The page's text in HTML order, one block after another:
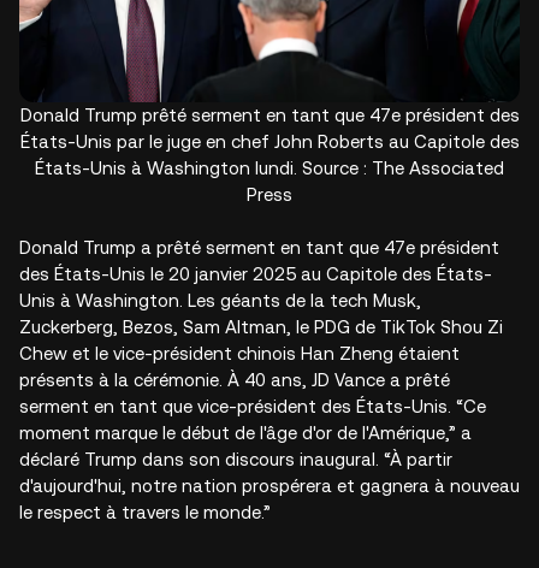
Donald Trump prêté serment en tant que 47e président des
États-Unis par le juge en chef John Roberts au Capitole des
États-Unis à Washington lundi. Source : The Associated
Press
Donald Trump a prêté serment en tant que 47e président
des États-Unis le 20 janvier 2025 au Capitole des États-
Unis à Washington. Les géants de la tech Musk,
Zuckerberg, Bezos, Sam Altman, le PDG de TikTok Shou Zi
Chew et le vice-président chinois Han Zheng étaient
présents à la cérémonie. À 40 ans, JD Vance a prêté
serment en tant que vice-président des États-Unis. “Ce
moment marque le début de l'âge d'or de l'Amérique,” a
déclaré Trump dans son discours inaugural. “À partir
d'aujourd'hui, notre nation prospérera et gagnera à nouveau
le respect à travers le monde.”